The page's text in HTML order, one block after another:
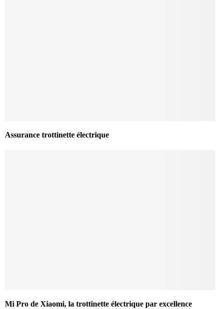
Assurance trottinette électrique
Mi Pro de Xiaomi, la trottinette électrique par excellence